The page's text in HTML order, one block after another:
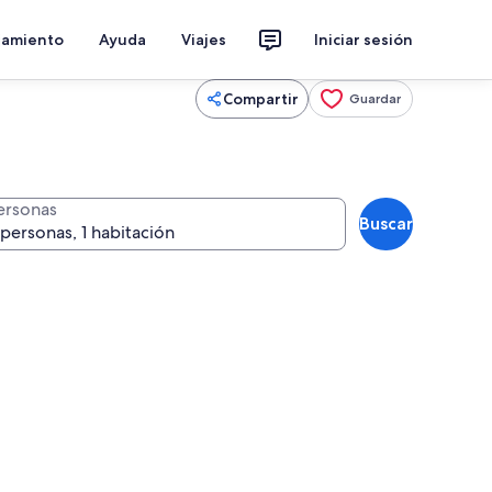
Ayuda Viajes Iniciar sesión
Compartir Guardar
Buscar